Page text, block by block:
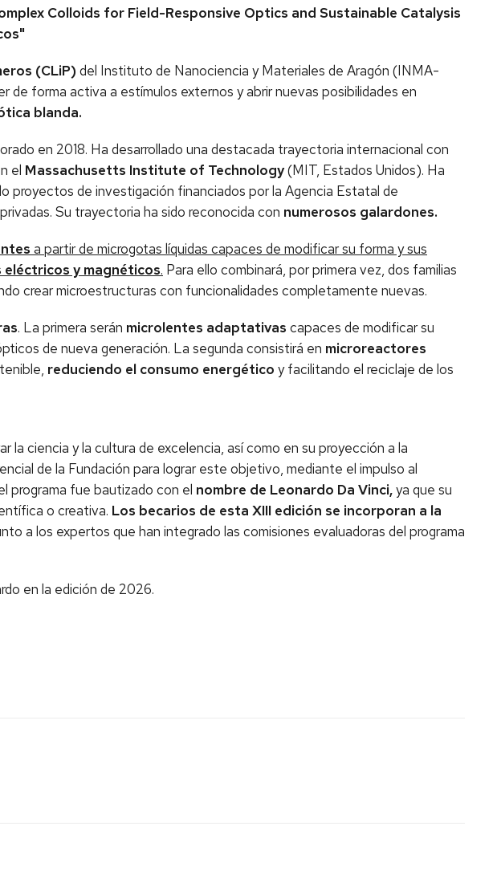
Colloids for Field-Responsive Optics and Sustainable Catalysis
(CLiP) del Instituto de Nanociencia y Materiales de Aragón (INMA-
de forma activa a estímulos externos y abrir nuevas posibilidades en
blanda.
en 2018. Ha desarrollado una destacada trayectoria internacional con
el Massachusetts Institute of Technology(MIT, Estados Unidos). Ha
proyectos de investigación financiados por la Agencia Estatal de
Su trayectoria ha sido reconocida con numerosos galardones.
a partir de microgotas líquidas capaces de modificar su forma y sus
eléctricos y magnéticos. Para ello combinará, por primera vez, dos familias
crear microestructuras con funcionalidades completamente nuevas.
. La primera serán microlentes adaptativas capaces de modificar su
de nueva generación. La segunda consistirá en microreactores
reduciendo el consumo energético y facilitando el reciclaje de los
ciencia y la cultura de excelencia, así como en su proyección a la
de la Fundación para lograr este objetivo, mediante el impulso al
programa fue bautizado con el nombre de Leonardo Da Vinci,ya que su
o creativa. Los becarios de esta XIII edición se incorporan a la
a los expertos que han integrado las comisiones evaluadoras del programa
en la edición de 2026.